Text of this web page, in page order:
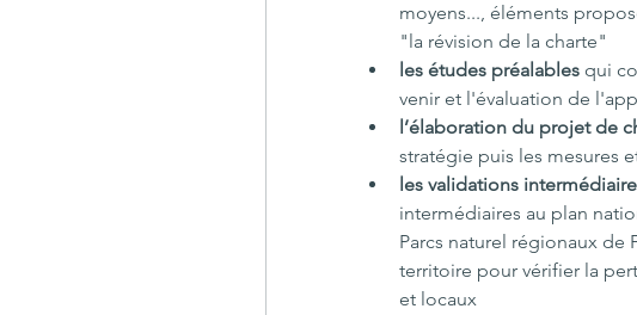
moyens..., éléments
"la révision de la charte"
les études préalables qui
venir et l'évaluation de
l’élaboration du projet de
stratégie puis les mesures
les validations
intermédiaires au plan
Parcs naturel régionaux
territoire pour vérifier la
et locaux